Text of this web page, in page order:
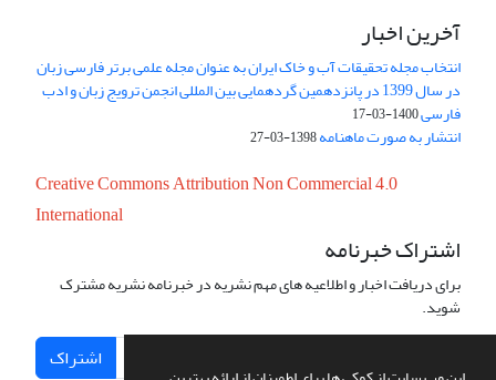
آخرین اخبار
انتخاب مجله تحقیقات آب و خاک ایران به عنوان مجله علمی برتر فارسی زبان
در سال 1399 در پانزدهمین گردهمایی بین المللی انجمن ترویج زبان و ادب
فارسی1400-03-17
انتشار به صورت ماهنامه1398-03-27
Creative Commons Attribution Non Commercial 4.0
International
اشتراک خبرنامه
برای دریافت اخبار و اطلاعیه های مهم نشریه در خبرنامه نشریه مشترک
شوید.
اشتراک